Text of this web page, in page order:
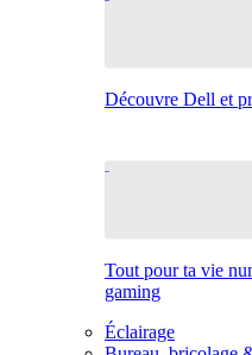
Découvre Dell et
Tout pour ta vie
gaming
Éclairage